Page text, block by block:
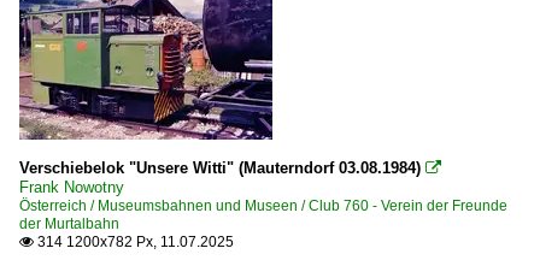
Dieselloks | Schmalspur
SKGLB D40 Heeresfeldbahnlok HF 200 D
Spoorijezer B
Güterwagen | Schmalspur
Gattung G, GG | Gedeckte Wagen
Gattung X | Rollwagen
2021
2023
2024
Verschiebelok "Unsere Witti" (Mauterndorf 03.08.1984) 
Frank Nowotny
Österreich / Museumsbahnen und Museen / Club 760 - Verein der Freunde
der Murtalbahn
 314 1200x782 Px, 11.07.2025